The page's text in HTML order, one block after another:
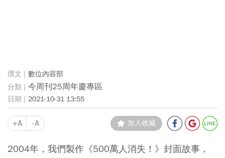
數位內容部
今周刊25周年慶專區
2021-10-31 13:55
+A -A 加入收藏
2004年，我們製作《500萬人消失！》封面故事，